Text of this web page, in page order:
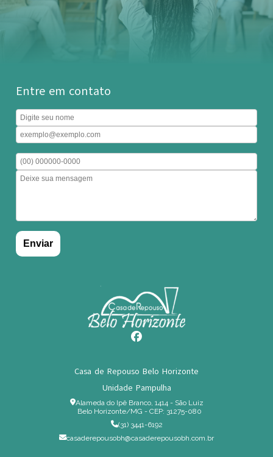
Entre em contato
Casa de Repouso Belo Horizonte
Unidade Pampulha
Alameda do Ipê Branco, 1414 - São Luiz
Belo Horizonte/MG - CEP: 31275-080
(31) 3441-6192
casaderepousobh@casaderepousobh.com.br